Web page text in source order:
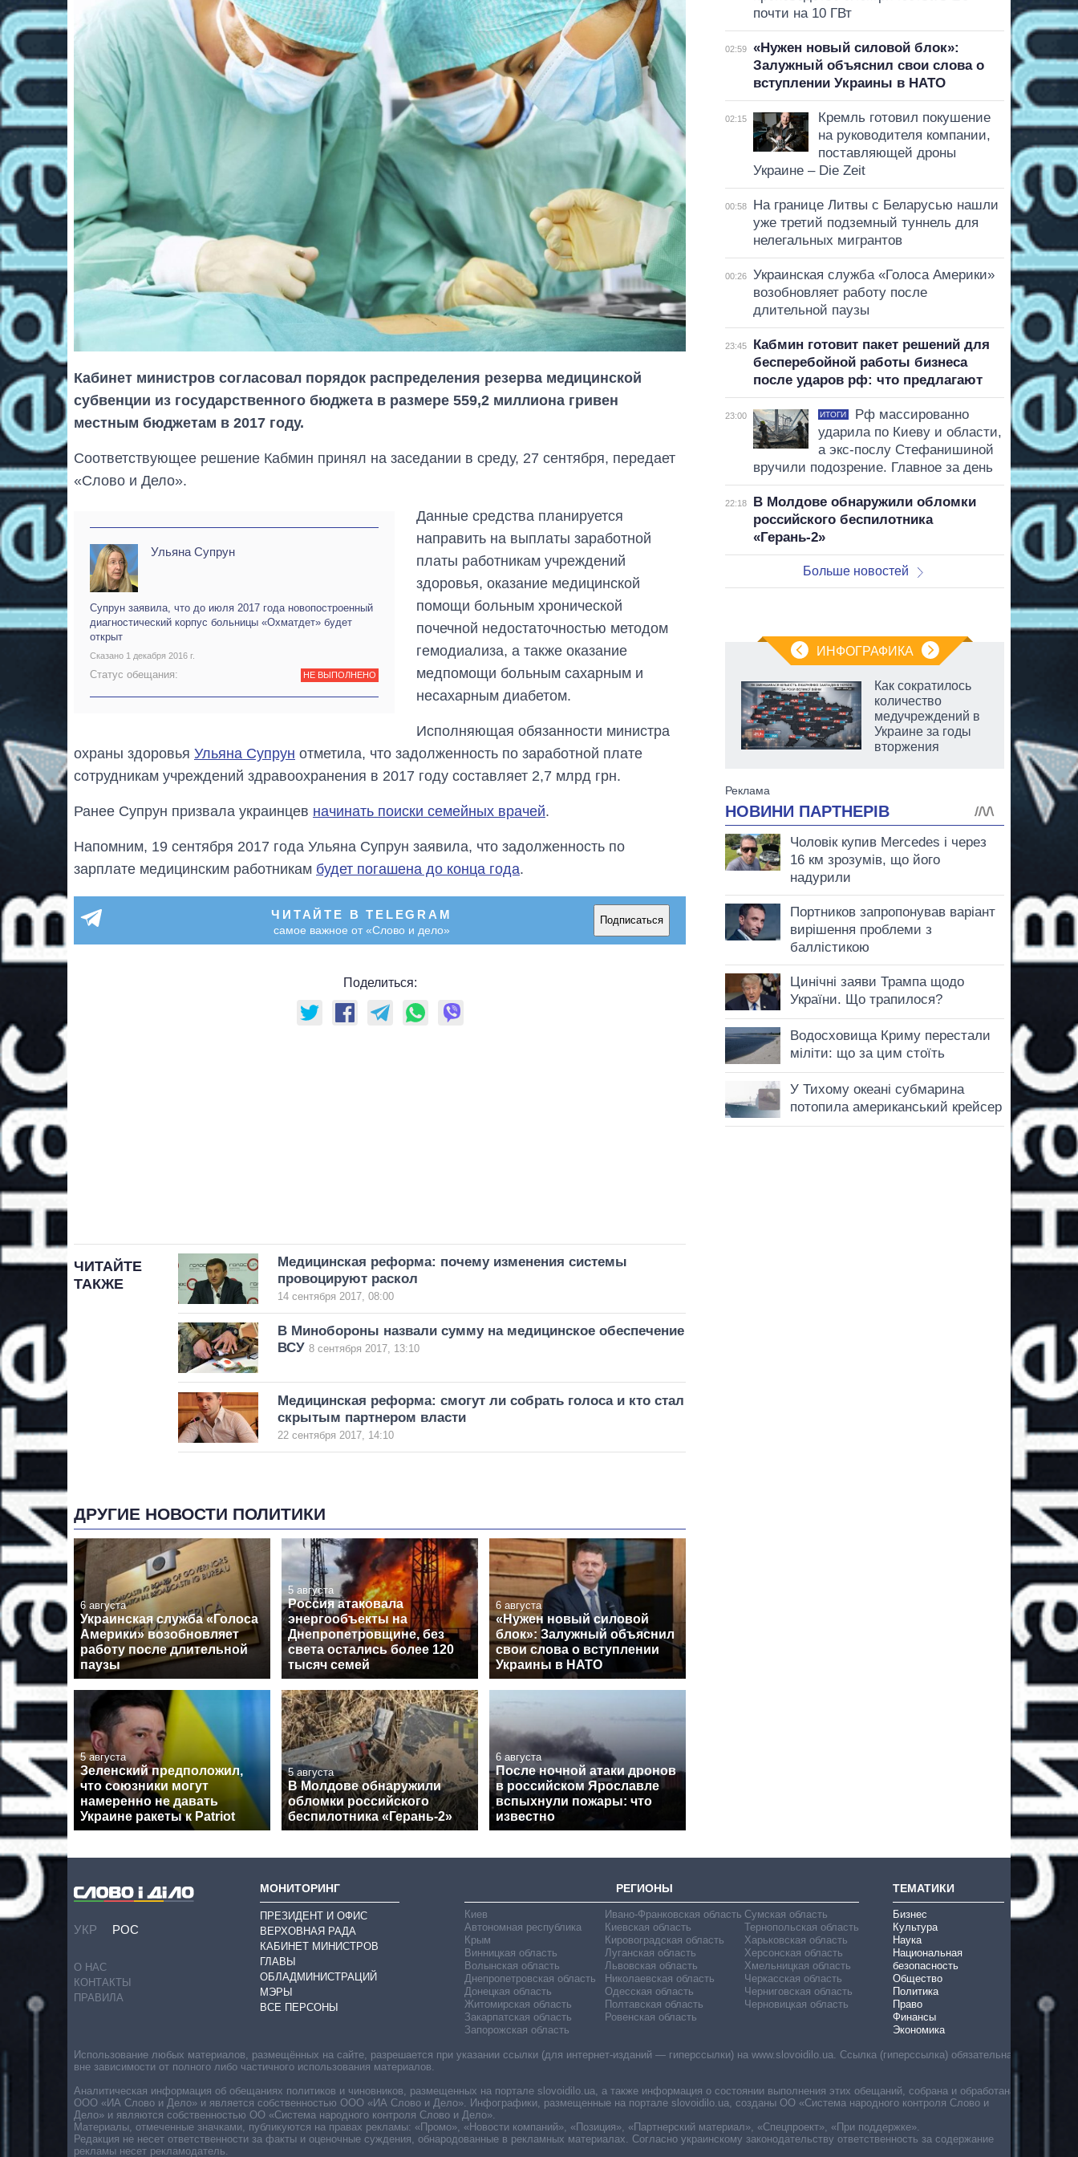
Кабинет министров согласовал порядок распределения резерва медицинской
субвенции из государственного бюджета в размере 559,2 миллиона гривен
местным бюджетам в 2017 году.
Соответствующее решение Кабмин принял на заседании в среду, 27 сентября, передает
«Слово и Дело».
Ульяна Супрун
Супрун заявила, что до июля 2017 года новопостроенный
диагностический корпус больницы «Охматдет» будет
открыт
Сказано 1 декабря 2016 г.
Статус обещания: НЕ ВЫПОЛНЕНО
Данные средства планируется
направить на выплаты заработной
платы работникам учреждений
здоровья, оказание медицинской
помощи больным хронической
почечной недостаточностью методом
гемодиализа, а также оказание
медпомощи больным сахарным и
несахарным диабетом.
Исполняющая обязанности министра
охраны здоровья Ульяна Супрун отметила, что задолженность по заработной плате
сотрудникам учреждений здравоохранения в 2017 году составляет 2,7 млрд грн.
Ранее Супрун призвала украинцев начинать поиски семейных врачей.
Напомним, 19 сентября 2017 года Ульяна Супрун заявила, что задолженность по
зарплате медицинским работникам будет погашена до конца года.
ЧИТАЙТЕ В TELEGRAM
самое важное от «Слово и дело»
Подписаться
Поделиться:
ЧИТАЙТЕ
ТАКЖЕ
Медицинская реформа: почему изменения системы
провоцируют раскол
14 сентября 2017, 08:00
В Минобороны назвали сумму на медицинское обеспечение
ВСУ 8 сентября 2017, 13:10
Медицинская реформа: смогут ли собрать голоса и кто стал
скрытым партнером власти
22 сентября 2017, 14:10
ДРУГИЕ НОВОСТИ ПОЛИТИКИ
6 августа
Украинская служба «Голоса
Америки» возобновляет
работу после длительной
паузы
5 августа
Россия атаковала
энергообъекты на
Днепропетровщине, без
света остались более 120
тысяч семей
6 августа
«Нужен новый силовой
блок»: Залужный объяснил
свои слова о вступлении
Украины в НАТО
5 августа
Зеленский предположил,
что союзники могут
намеренно не давать
Украине ракеты к Patriot
5 августа
В Молдове обнаружили
обломки российского
беспилотника «Герань-2»
6 августа
После ночной атаки дронов
в российском Ярославле
вспыхнули пожары: что
известно
почти на 10 ГВт
02:59
«Нужен новый силовой блок»:
Залужный объяснил свои слова о
вступлении Украины в НАТО
02:15
Кремль готовил покушение
на руководителя компании,
поставляющей дроны
Украине – Die Zeit
00:58
На границе Литвы с Беларусью нашли
уже третий подземный туннель для
нелегальных мигрантов
00:26
Украинская служба «Голоса Америки»
возобновляет работу после
длительной паузы
23:45
Кабмин готовит пакет решений для
бесперебойной работы бизнеса
после ударов рф: что предлагают
23:00 ИТОГИ
Рф массированно
ударила по Киеву и области,
а экс-послу Стефанишиной
вручили подозрение. Главное за день
22:18
В Молдове обнаружили обломки
российского беспилотника
«Герань-2»
Больше новостей
ИНФОГРАФИКА
Как выросли
городах Украины
на начало августа
Как сократилось
количество
медучреждений в
Украине за годы
вторжения
УКР РОС
О НАС
КОНТАКТЫ
ПРАВИЛА
МОНИТОРИНГ
ПРЕЗИДЕНТ И ОФИС
ВЕРХОВНАЯ РАДА
КАБИНЕТ МИНИСТРОВ
ГЛАВЫ
ОБЛАДМИНИСТРАЦИЙ
МЭРЫ
ВСЕ ПЕРСОНЫ
РЕГИОНЫ
Киев
Автономная республика
Крым
Винницкая область
Волынская область
Днепропетровская область
Донецкая область
Житомирская область
Закарпатская область
Запорожская область
Ивано-Франковская область
Киевская область
Кировоградская область
Луганская область
Львовская область
Николаевская область
Одесская область
Полтавская область
Ровенская область
Сумская область
Тернопольская область
Харьковская область
Херсонская область
Хмельницкая область
Черкасская область
Черниговская область
Черновицкая область
ТЕМАТИКИ
Бизнес
Культура
Наука
Национальная
безопасность
Общество
Политика
Право
Финансы
Экономика
Использование любых материалов, размещённых на сайте, разрешается при указании ссылки (для интернет-изданий — гиперссылки) на www.slovoidilo.ua. Ссылка (гиперссылка) обязательна
вне зависимости от полного либо частичного использования материалов.
Аналитическая информация об обещаниях политиков и чиновников, размещенных на портале slovoidilo.ua, а также информация о состоянии выполнения этих обещаний, собрана и обработана
ООО «ИА Слово и Дело» и является собственностью ООО «ИА Слово и Дело». Инфографики, размещенные на портале slovoidilo.ua, созданы ОО «Система народного контроля Слово и
Дело» и являются собственностью ОО «Система народного контроля Слово и Дело».
Материалы, отмеченные значками, публикуются на правах рекламы: «Промо», «Новости компаний», «Позиция», «Партнерский материал», «Спецпроект», «При поддержке».
Редакция не несет ответственности за факты и оценочные суждения, обнародованные в рекламных материалах. Согласно украинскому законодательству ответственность за содержание
рекламы несет рекламодатель.